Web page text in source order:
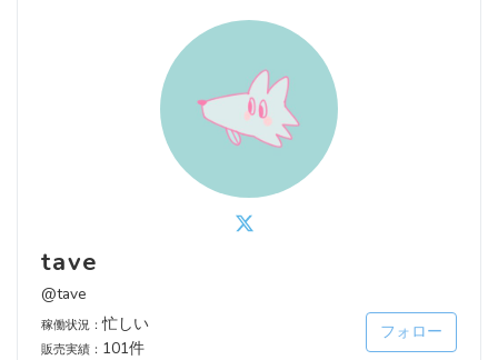
tave
@tave
稼働状況：忙しい
販売実績： 101件
フォロー